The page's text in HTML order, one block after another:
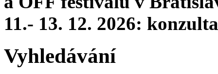
11.- 13. 12. 2026:
Vyhledávání